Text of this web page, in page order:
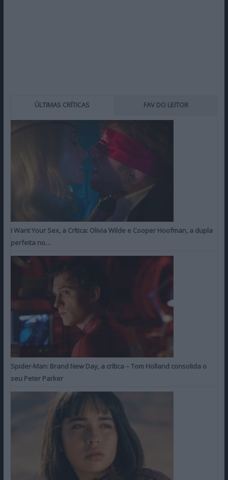
ÚLTIMAS CRÍTICAS FAV DO LEITOR
I Want Your Sex, a Crítica: Olivia Wilde e Cooper Hoofman, a dupla
perfeita no…
Spider-Man: Brand New Day, a crítica – Tom Holland consolida o
seu Peter Parker